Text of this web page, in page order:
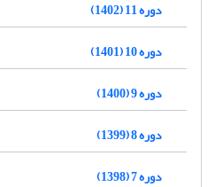
دوره 11 (1402)
دوره 10 (1401)
دوره 9 (1400)
دوره 8 (1399)
دوره 7 (1398)